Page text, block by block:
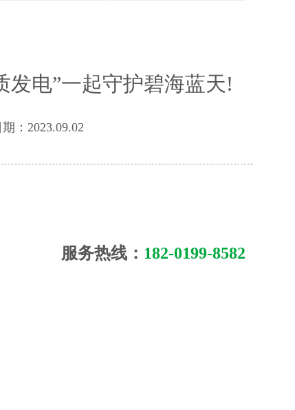
发电”一起守护碧海蓝天!
：2023.09.02
服务热线： 182-0199-8582